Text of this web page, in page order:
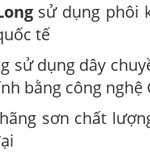
sử dụng phôi
tế
sử dụng dây
bằng công nghệ
sơn chất